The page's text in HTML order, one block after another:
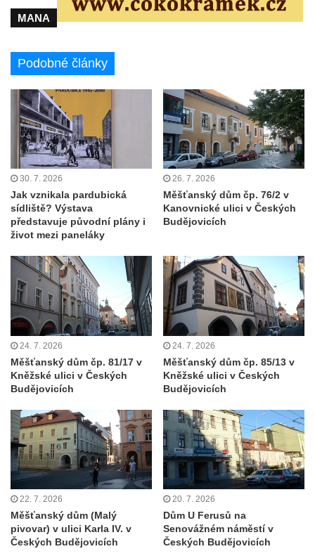
výroba dřevěného zboží v Jiřetíně pod
Bukovou
Pavilon Reinerovy fresky v zámeckém
Dřevěný altán v Teplické ulici v Duchcově
Oplocení čestného dvora zámku v
Duchcově
Fara u kostela Zvěstování Panny Marie na
Fara před kostelem svatých Petra a Pavla v
Jeníkově
Röslera synové, továrna kovového zboží
Dům správce hřbitova v Mikulášovicích
Tovární budova v Mikulášovicích – Anton
Pohl, továrna na gumové stuhy
Tovární budova čp. 478 v Mikulášovicích –
Franz Frenzel, továrna na nože
Tovární budova jižně od dolního nádraží v
Mikulášovicích – Josef Kunert & synové,
kovové a kancelářské zboží
Schodiště ke kostelu Nanebevzetí Panny
Marie ve Vilémově
Lázeňský dům čp. 82 v Lázních Libverda
Obří sud v Lázních Libverda
Lázeňský dům Jizera čp. 116 v Lázních
MANA
Podobné články
30. 7. 2026
Jak vznikala pardubická
sídliště? Výstava
představuje původní plány i
život mezi paneláky
26. 7. 2026
Měšťanský dům čp. 76/2 v
Kanovnické ulici v Českých
Budějovicích
24. 7. 2026
Měšťanský dům čp. 81/17 v
Kněžské ulici v Českých
Budějovicích
24. 7. 2026
Měšťanský dům čp. 85/13 v
Kněžské ulici v Českých
Budějovicích
22. 7. 2026
Měšťanský dům (Malý
pivovar) v ulici Karla IV. v
Českých Budějovicích
20. 7. 2026
Dům U Ferusů na
Senovážném náměstí v
Českých Budějovicích